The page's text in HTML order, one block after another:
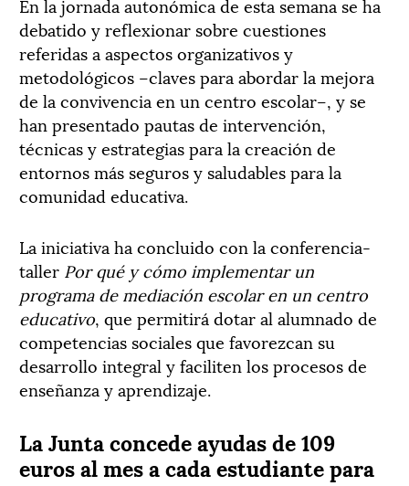
En la jornada autonómica de esta semana se ha
debatido y reflexionar sobre cuestiones
referidas a aspectos organizativos y
metodológicos –claves para abordar la mejora
de la convivencia en un centro escolar–, y se
han presentado pautas de intervención,
técnicas y estrategias para la creación de
entornos más seguros y saludables para la
comunidad educativa.
La iniciativa ha concluido con la conferencia-
taller Por qué y cómo implementar un
programa de mediación escolar en un centro
educativo, que permitirá dotar al alumnado de
competencias sociales que favorezcan su
desarrollo integral y faciliten los procesos de
enseñanza y aprendizaje.
La Junta concede ayudas de 109
euros al mes a cada estudiante para